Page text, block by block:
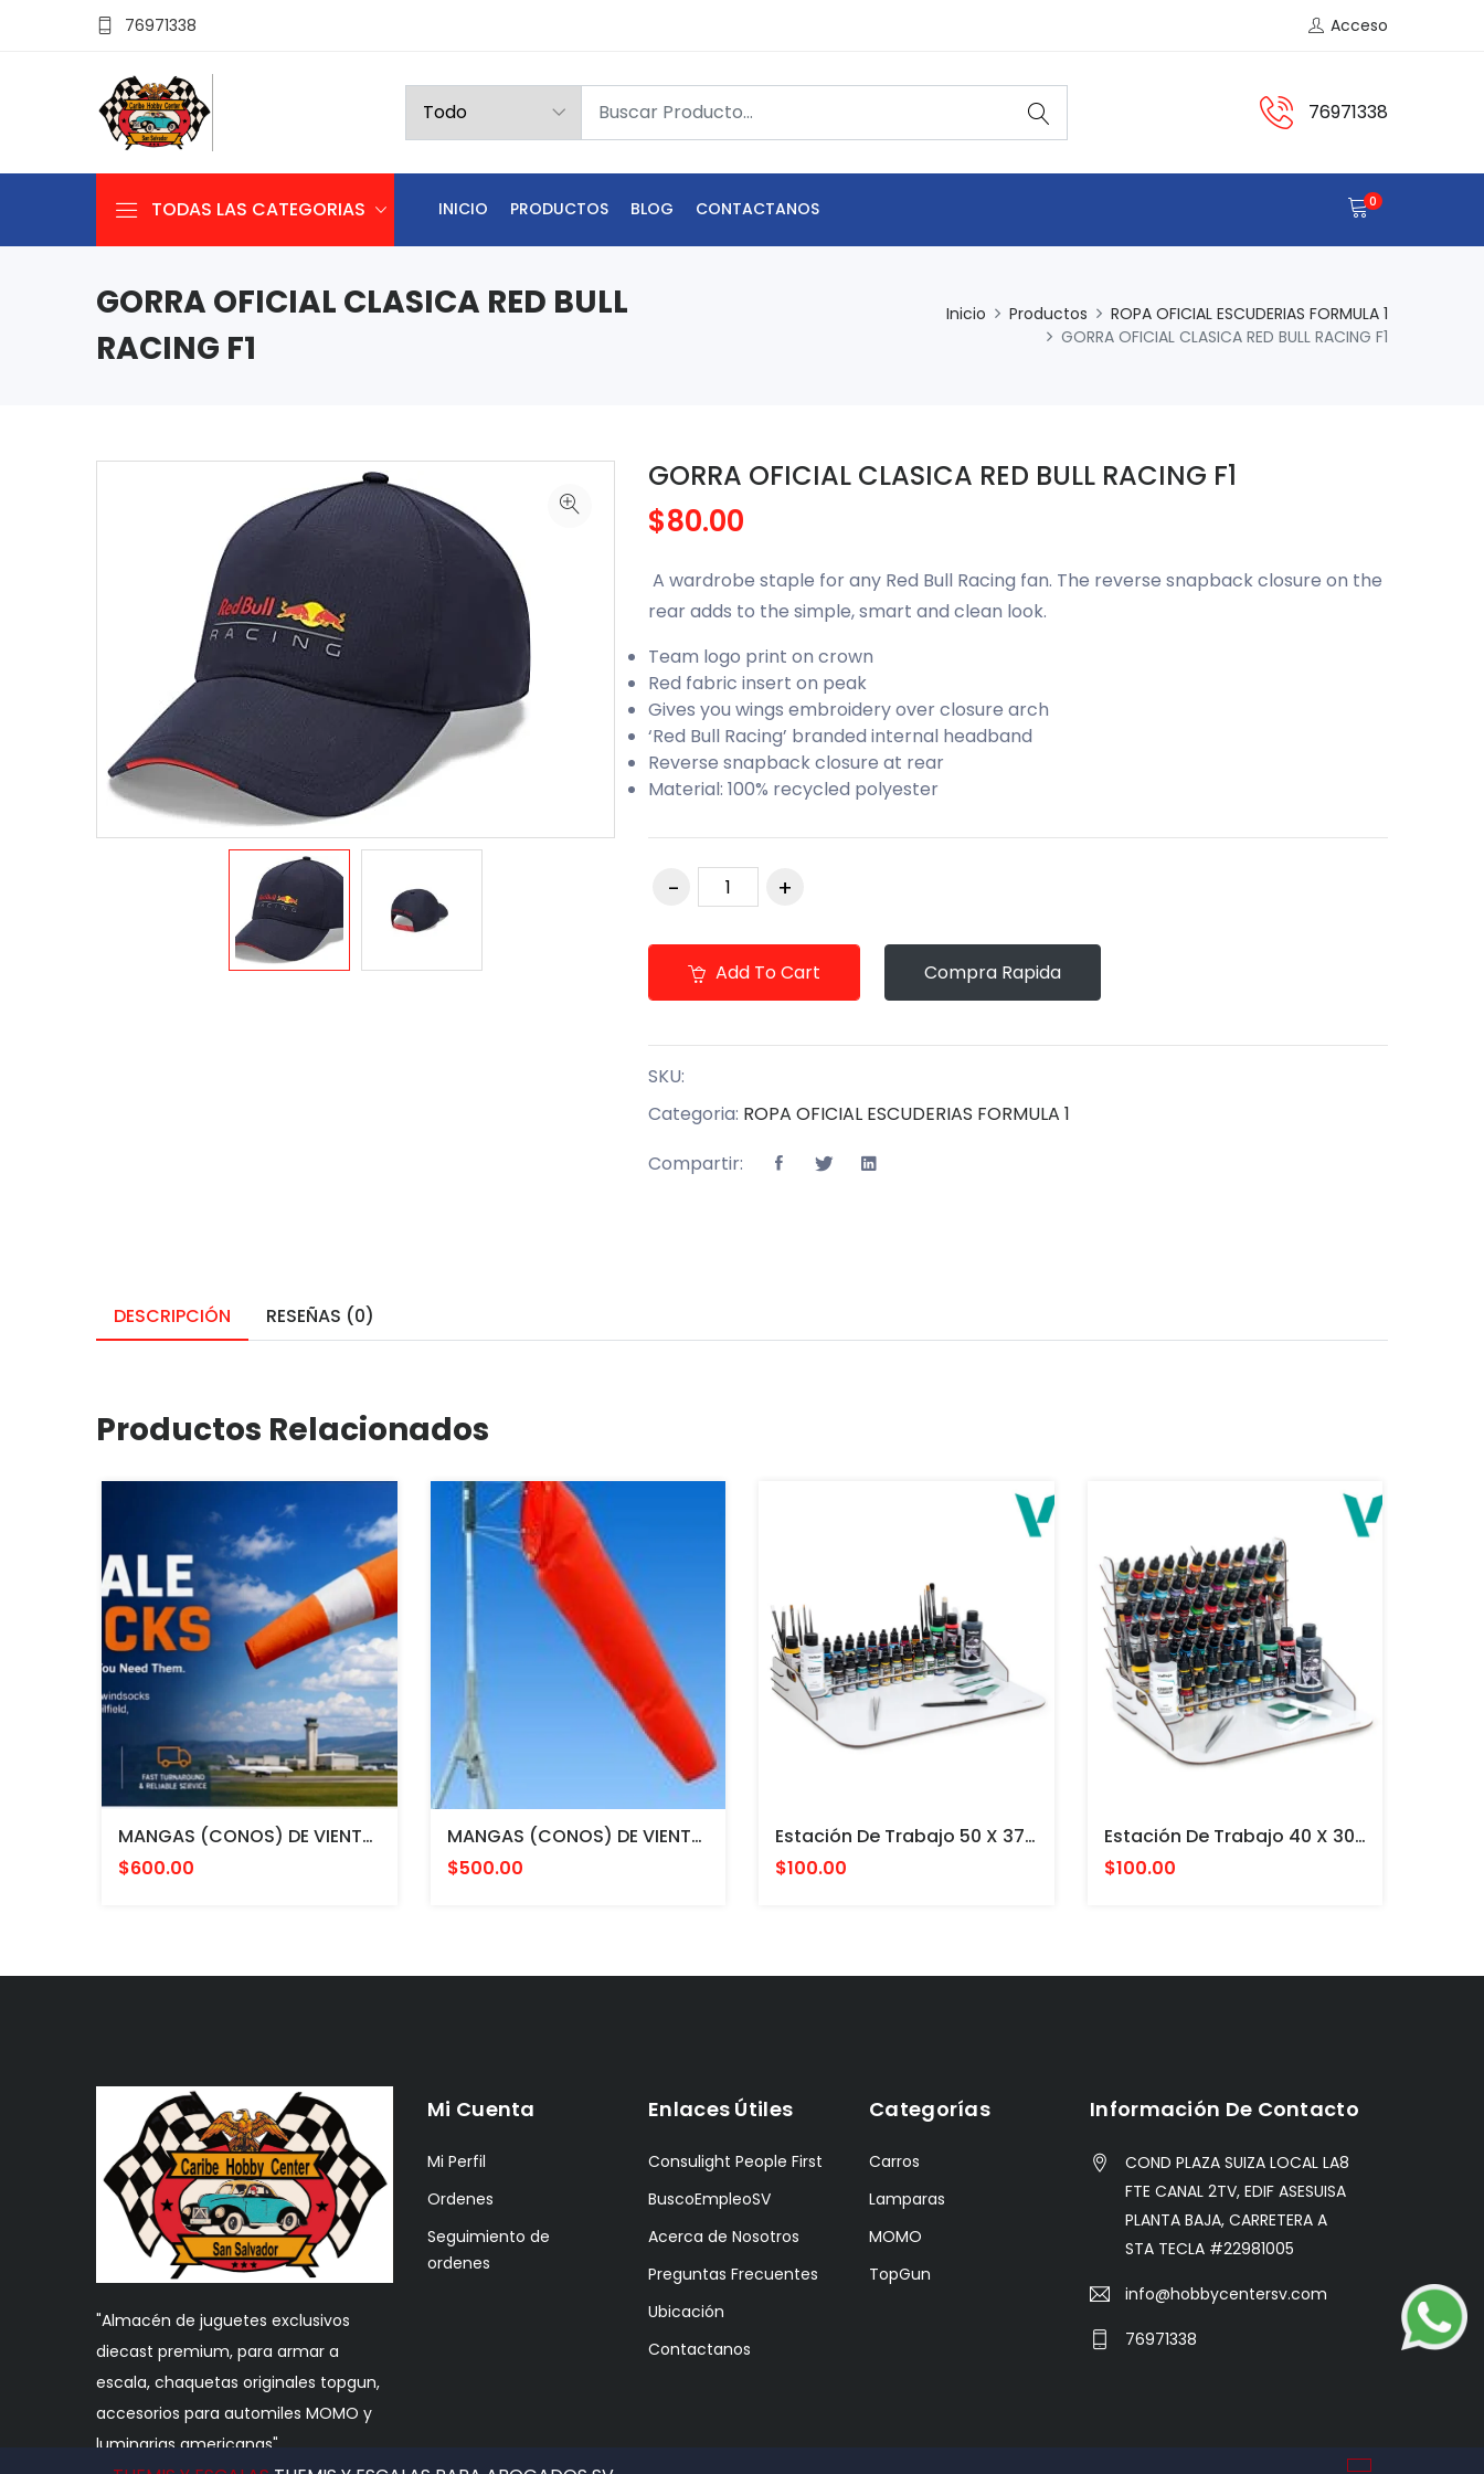
76971338 Acceso
76971338
TODAS LAS CATEGORIAS INICIO PRODUCTOS BLOG CONTACTANOS 0
GORRA OFICIAL CLASICA RED BULL
RACING F1
Inicio Productos
ROPA OFICIAL ESCUDERIAS FORMULA 1
GORRA OFICIAL CLASICA RED BULL RACING F1
GORRA OFICIAL CLASICA RED BULL RACING F1
$80.00
A wardrobe staple for any Red Bull Racing fan. The reverse snapback closure on the
rear adds to the simple, smart and clean look.
Team logo print on crown
Red fabric insert on peak
Gives you wings embroidery over closure arch
‘Red Bull Racing’ branded internal headband
Reverse snapback closure at rear
Material: 100% recycled polyester
Add To Cart Compra Rapida
SKU:
Categoria: ROPA OFICIAL ESCUDERIAS FORMULA 1
Compartir:
DESCRIPCIÓN RESEÑAS (0)
Productos Relacionados
MANGAS (CONOS) DE VIENTO MULTICOLOR PARA AVIACION CON HERRAJE DE MONTAJE A POSTE FAA L807. MADE IN USA. 24" DIAMETRO
$600.00
MANGAS (CONOS) DE VIENTO COLOR NARANJA CON ESTRUCTURA INTERNA PARA MONTAR EN POSTE. FAA L807. MADE IN USA 24 Y 36"
$500.00
Estación De Trabajo 50 X 37 Cm PARA PINTURAS ACRILICAS VALLEJO Y ACCESORIOS
$100.00
Estación De Trabajo 40 X 30 Cm Con Almacenamiento Vertical PARA PINTURAS VALLEJO Y ACCESORIOS
$100.00
"Almacén de juguetes exclusivos
diecast premium, para armar a
escala, chaquetas originales topgun,
accesorios para automiles MOMO y
luminarias americanas"
Mi Cuenta
Mi Perfil
Ordenes
Seguimiento de
ordenes
Enlaces Útiles
Consulight People First
BuscoEmpleoSV
Acerca de Nosotros
Preguntas Frecuentes
Ubicación
Contactanos
Categorías
Carros
Lamparas
MOMO
TopGun
Información De Contacto
COND PLAZA SUIZA LOCAL LA8
FTE CANAL 2TV, EDIF ASESUISA
PLANTA BAJA, CARRETERA A
STA TECLA #22981005
info@hobbycentersv.com
76971338